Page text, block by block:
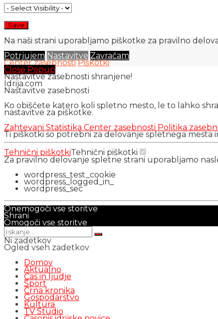
Na naši strani uporabljamo piškotke za pravilno
Potrjujem Nastavitve Zavračam
Center zasebnosti Piškotki
Close Popup
Nastavitve zasebnosti shranjene!
Idrija.com
Nastavitve zasebnosti
Ko obiščete katero koli spletno mesto, le to lahko
nastavitve za piškotke.
Zahtevani Statistika Center zasebnosti Politika
Ti piškotki so potrebni za delovanje spletnega mesta
Tehnični piškotkiTehnični piškotki
Za pravilno delovanje spletne strani uporabljamo
wordpress_test_cookie
wordpress_logged_in_
wordpress_sec
Onemogoči vse storitve
Shrani
Omogoči vse storitve
Ni zadetkov
Ogled vseh zadetkov
Domov
Aktualno
Čas in ljudje
Šport
Črna kronika
Gospodarstvo
Kultura
TV Studio